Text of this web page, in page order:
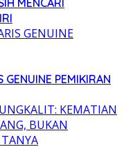
MENCARI
GENUINE PEMIKIRAN